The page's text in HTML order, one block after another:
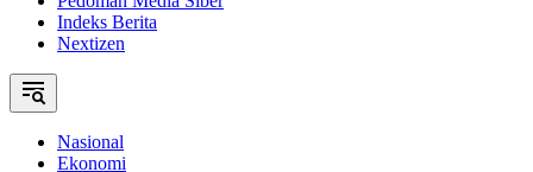
Indeks Berita
Nextizen
Nasional
Ekonomi